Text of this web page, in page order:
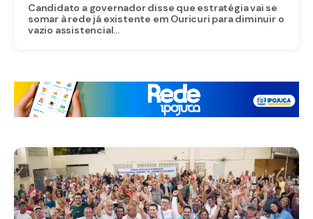
Candidato a governador disse que estratégia vai se
somar à rede já existente em Ouricuri para diminuir o
vazio assistencial...